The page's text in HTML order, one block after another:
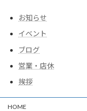
お知らせ
イベント
ブログ
営業・店休
挨拶
HOME